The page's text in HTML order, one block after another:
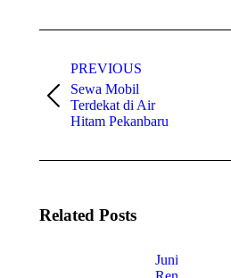
navigation
PREVIOUS
Previous
post:
Sewa Mobil
Terdekat di Air
Hitam Pekanbaru
Related Posts
Junior